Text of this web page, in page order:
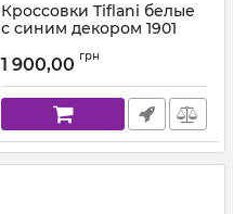
Кроссовки Tiflani белые
с синим декором 1901
1 900,00 грн